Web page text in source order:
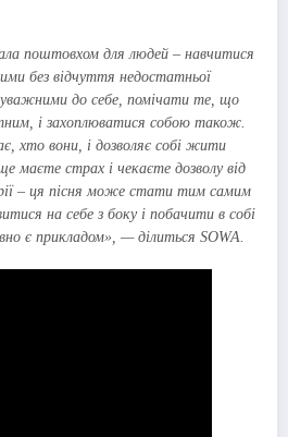
поштовхом для людей – навчитися
без відчуття недостатньої
уважними до себе, помічати те, що
і захоплюватися собою також.
хто вони, і дозволяє собі жити
маєте страх і чекаєте дозволу від
– ця пісня може стати тим самим
на себе з боку і побачити в собі
є прикладом», — ділиться SOWA.